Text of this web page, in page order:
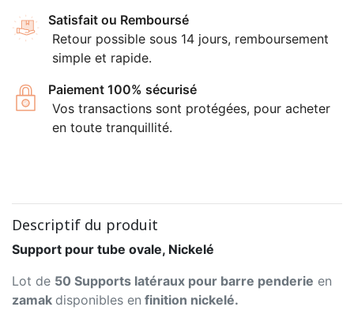
Satisfait ou Remboursé
Retour possible sous 14 jours, remboursement
simple et rapide.
Paiement 100% sécurisé
Vos transactions sont protégées, pour acheter
en toute tranquillité.
Descriptif du produit
Support pour tube ovale, Nickelé
Lot de 50 Supports latéraux pour barre penderie en
zamak disponibles en finition nickelé.